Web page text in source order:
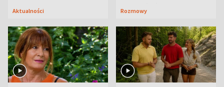
Aktualności
zapowiada
Rozmowy